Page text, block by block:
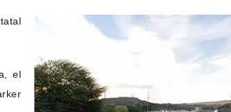
el